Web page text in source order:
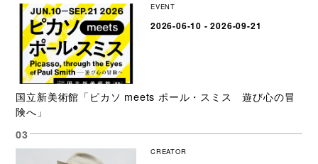
EVENT
2026-06-10 - 2026-09-21
国立新美術館「ピカソ meets ポール・スミス 遊び心の冒
険へ」
CREATOR